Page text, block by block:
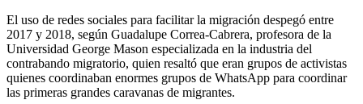
El uso de redes sociales para facilitar la migración despegó entre
2017 y 2018, según Guadalupe Correa-Cabrera, profesora de la
Universidad George Mason especializada en la industria del
contrabando migratorio, quien resaltó que eran grupos de activistas
quienes coordinaban enormes grupos de WhatsApp para coordinar
las primeras grandes caravanas de migrantes.